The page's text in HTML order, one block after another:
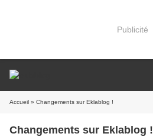
Publicité
Accueil » Changements sur Eklablog !
Changements sur Eklablog !